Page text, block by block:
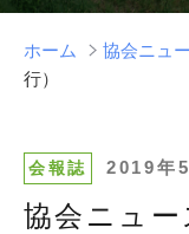
ホーム 協会ニュ
行）
会報誌
投
日:
2019年
協会ニュ